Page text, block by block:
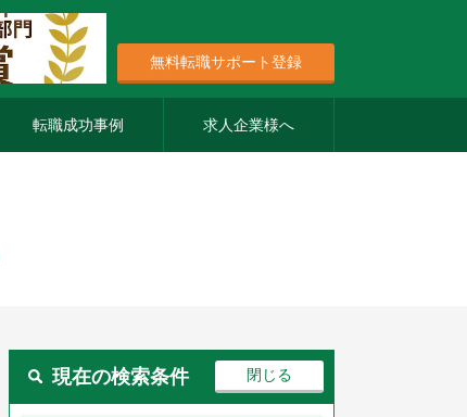
無料転職サポート登録
転職成功事例 求人企業様へ
現在の検索条件